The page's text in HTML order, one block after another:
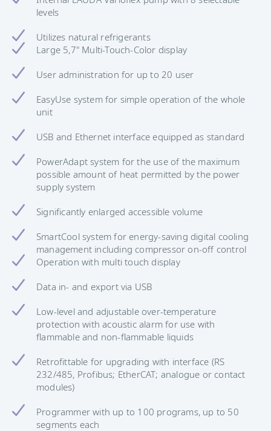
levels
Utilizes natural refrigerants
Large 5,7" Multi-Touch-Color display
User administration for up to 20 user
EasyUse system for simple operation of the whole
unit
USB and Ethernet interface equipped as standard
PowerAdapt system for the use of the maximum
possible amount of heat permitted by the power
supply system
Significantly enlarged accessible volume
SmartCool system for energy-saving digital cooling
management including compressor on-off control
Operation with multi touch display
Data in- and export via USB
Low-level and adjustable over-temperature
protection with acoustic alarm for use with
flammable and non-flammable liquids
Retrofittable for upgrading with interface (RS
232/485, Profibus; EtherCAT; analogue or contact
modules)
Programmer with up to 100 programs, up to 50
segments each